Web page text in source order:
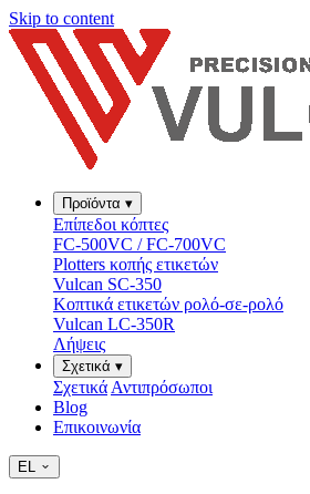
Skip to content
Προϊόντα ▾
Επίπεδοι κόπτες
FC-500VC / FC-700VC
Plotters κοπής ετικετών
Vulcan SC-350
Κοπτικά ετικετών ρολό-σε-ρολό
Vulcan LC-350R
Λήψεις
Σχετικά ▾
Σχετικά Αντιπρόσωποι
Blog
Επικοινωνία
EL